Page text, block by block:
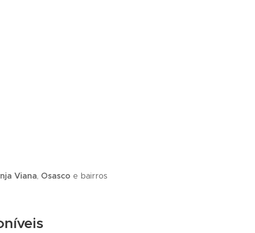
Viana, Osasco e bairros